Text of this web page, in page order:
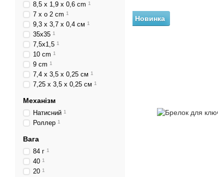
Новинка
8,5 x 1,9 x 0,6 cm 1
7 x o 2 cm 1
9,3 х 3,7 х 0,4 см 1
35х35 1
7,5х1,5 1
10 cm 1
9 cm 1
7,4 х 3,5 х 0,25 см 1
7,25 х 3,5 х 0,25 см 1
Механізм
Натисний 1
Роллер 1
Вага
84 г 1
40 1
20 1